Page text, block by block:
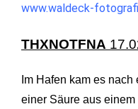
www.waldeck-
THXNOTFNA
Im Hafen kam es
einer Säure aus